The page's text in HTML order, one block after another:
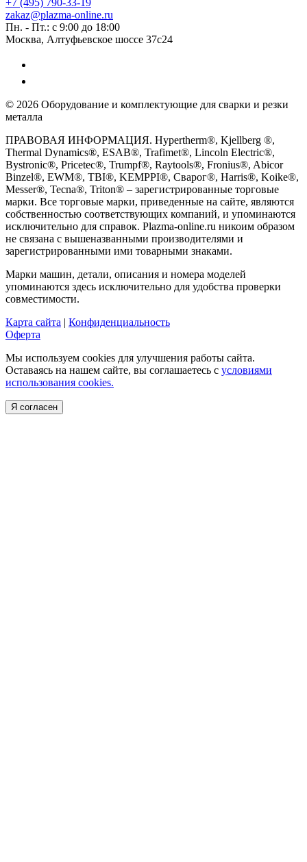
+7 (495) 790-33-19
zakaz@plazma-online.ru
Пн. - Пт.: с 9:00 до 18:00
Москва, Алтуфьевское шоссе 37с24
© 2026 Оборудование и комплектующие для сварки и резки
металла
ПРАВОВАЯ ИНФОРМАЦИЯ. Hypertherm®, Kjellberg ®,
Thermal Dynamics®, ESAB®, Trafimet®, Lincoln Electric®,
Bystronic®, Pricetec®, Trumpf®, Raytools®, Fronius®, Abicor
Binzel®, EWM®, TBI®, KEMPPI®, Сварог®, Harris®, Koike®,
Messer®, Tecna®, Triton® – зарегистрированные торговые
марки. Все торговые марки, приведенные на сайте, являются
собственностью соответствующих компаний, и упоминаются
исключительно для справок. Plazma-online.ru никоим образом
не связана с вышеназванными производителями и
зарегистрированными ими товарными знаками.
Марки машин, детали, описания и номера моделей
упоминаются здесь исключительно для удобства проверки
совместимости.
Карта сайта | Конфиденциальность
Оферта
Мы используем cookies для улучшения работы сайта.
Оставаясь на нашем сайте, вы соглашаетесь с условиями
использования cookies.
Я согласен